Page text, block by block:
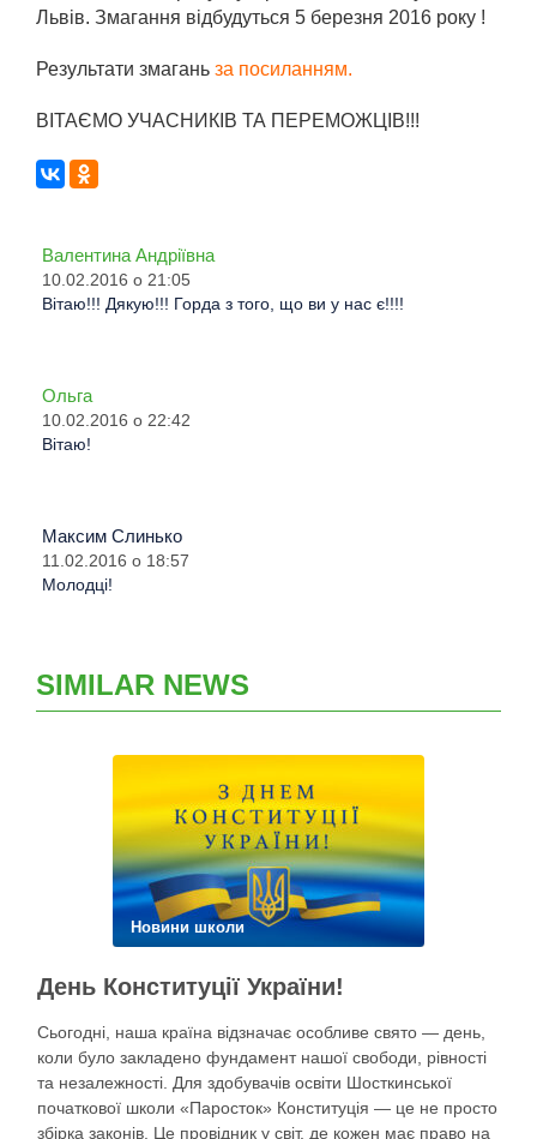
Львів. Змагання відбудуться 5 березня 2016 року !
Результати змагань за посиланням.
ВІТАЄМО УЧАСНИКІВ ТА ПЕРЕМОЖЦІВ!!!
Валентина Андріївна
10.02.2016 о 21:05
Вітаю!!! Дякую!!! Горда з того, що ви у нас є!!!!
Ольга
10.02.2016 о 22:42
Вітаю!
Максим Слинько
11.02.2016 о 18:57
Молодці!
SIMILAR NEWS
Новини школи
День Конституції України!
Сьогодні, наша країна відзначає особливе свято — день,
коли було закладено фундамент нашої свободи, рівності
та незалежності. Для здобувачів освіти Шосткинської
початкової школи «Паросток» Конституція — це не просто
збірка законів. Це провідник у світ, де кожен має право на